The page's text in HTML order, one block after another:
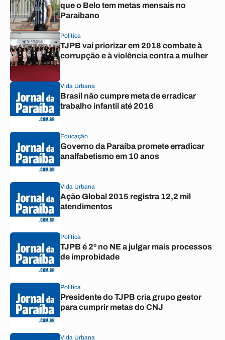
que o Belo tem metas mensais no
Paraibano
Política
TJPB vai priorizar em 2018 combate à
corrupção e à violência contra a mulher
Vida Urbana
Brasil não cumpre meta de erradicar
trabalho infantil até 2016
Educação
Governo da Paraíba promete erradicar
analfabetismo em 10 anos
Vida Urbana
Ação Global 2015 registra 12,2 mil
atendimentos
Política
TJPB é 2º no NE a julgar mais processos
de improbidade
Política
Presidente do TJPB cria grupo gestor
para cumprir metas do CNJ
Vida Urbana